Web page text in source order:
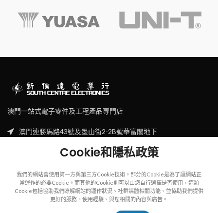
澳門一站式電子零件及工程產品專門店
澳門連勝馬路43號及墨山街2-2B號華富閣地下
2023SOUTH CENTRE ELECTRIONCISAll rights reserved.
Cookie和隱私政策
我們的網站會使用第一方與第三方Cookie技術。部分的Cookie是為了讓網站正
常運作的必要Cookie。而其他的Cookie則可以由您自行選擇是否使用，這類
Cookie包括協助我們瞭解網站的運作狀況、社群媒體相關功能、並協助我們提供
更好的服務、使用經驗、與您相關的內容與廣告。